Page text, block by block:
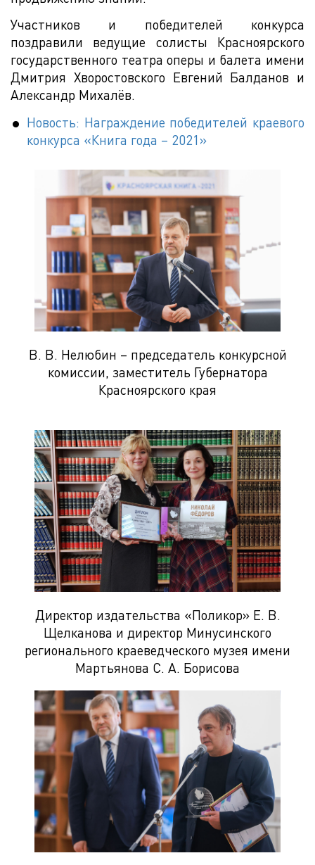
Участников и победителей конкурса
поздравили ведущие солисты Красноярского
государственного театра оперы и балета имени
Дмитрия Хворостовского Евгений Балданов и
Александр Михалёв.
Новость: Награждение победителей краевого
конкурса «Книга года – 2021»
В. В. Нелюбин – председатель конкурсной
комиссии, заместитель Губернатора
Красноярского края
Директор издательства «Поликор» Е. В.
Щелканова и директор Минусинского
регионального краеведческого музея имени
Мартьянова С. А. Борисова